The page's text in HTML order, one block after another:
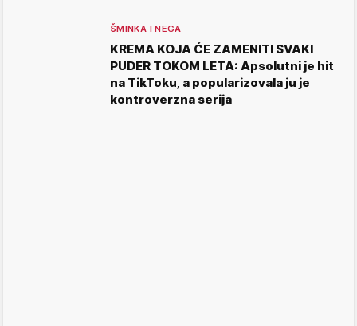
ŠMINKA I NEGA
KREMA KOJA ĆE ZAMENITI SVAKI
PUDER TOKOM LETA: Apsolutni je hit
na TikToku, a popularizovala ju je
kontroverzna serija